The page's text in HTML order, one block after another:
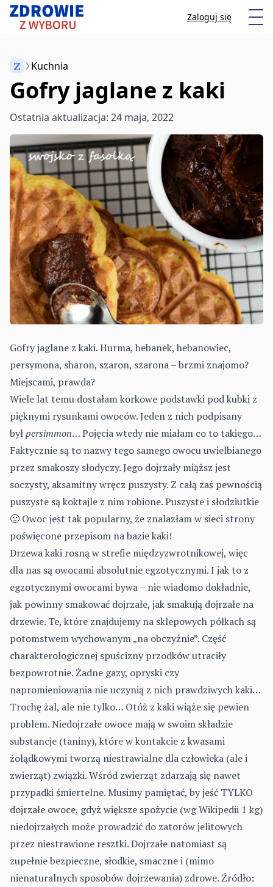
Przeskocz do treści Zaloguj się
Anuluj
Zacznij pisać, aby wyszukać artykuły
Z Kuchnia
Gofry jaglane z kaki
Ostatnia aktualizacja: 24 maja, 2022
Gofry jaglane z kaki. Hurma, hebanek, hebanowiec,
persymona, sharon, szaron, szarona – brzmi znajomo?
Miejscami, prawda?
Wiele lat temu dostałam korkowe podstawki pod kubki z
pięknymi rysunkami owoców. Jeden z nich podpisany
byłpersimmon… Pojęcia wtedy nie miałam co to takiego…
Faktycznie są to nazwy tego samego owocu uwielbianego
przez smakoszy słodyczy. Jego dojrzały miąższ jest
soczysty, aksamitny wręcz puszysty. Z całą zaś pewnością
puszyste są koktajle z nim robione. Puszyste i słodziutkie
🙂 Owoc jest tak popularny, że znalazłam w sieci strony
poświęcone przepisom na bazie kaki!
Drzewa kaki rosną w strefie międzyzwrotnikowej, więc
dla nas są owocami absolutnie egzotycznymi. I jak to z
egzotycznymi owocami bywa – nie wiadomo dokładnie,
jak powinny smakować dojrzałe, jak smakują dojrzałe na
drzewie. Te, które znajdujemy na sklepowych półkach są
potomstwem wychowanym „na obczyźnie”. Część
charakterologicznej spuścizny przodków utraciły
bezpowrotnie. Żadne gazy, opryski czy
napromieniowania nie uczynią z nich prawdziwych kaki…
Trochę żal, ale nie tylko… Otóż z kaki wiąże się pewien
problem. Niedojrzałe owoce mają w swoim składzie
substancje (taniny), które w kontakcie z kwasami
żołądkowymi tworzą niestrawialne dla człowieka (ale i
zwierząt) związki. Wśród zwierząt zdarzają się nawet
przypadki śmiertelne. Musimy pamiętać, by jeść TYLKO
dojrzałe owoce, gdyż większe spożycie (wg Wikipedii 1 kg)
niedojrzałych może prowadzić do zatorów jelitowych
przez niestrawione resztki. Dojrzałe natomiast są
zupełnie bezpieczne, słodkie, smaczne i (mimo
nienaturalnych sposobów dojrzewania) zdrowe. Źródło: